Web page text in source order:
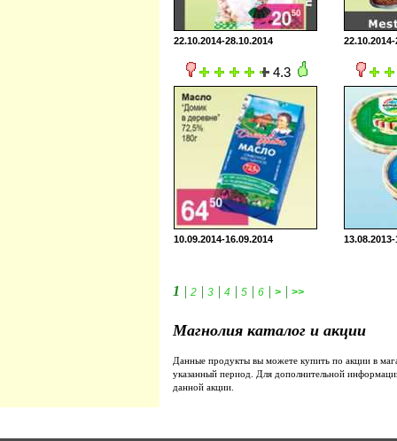
22.10.2014-28.10.2014
4.3
10.09.2014-16.09.2014
1 | 2 | 3 | 4 | 5 | 6 | > | >>
Магнолия каталог и акции
Данные продукты вы можете купить по акции в
указанный период. Для дополнительной
данной акции.